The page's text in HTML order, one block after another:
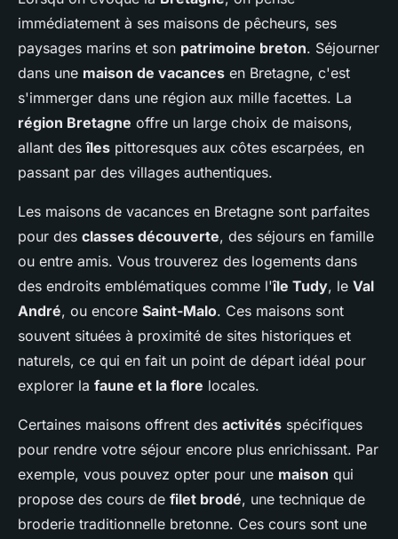
immédiatement à ses maisons de pêcheurs, ses
paysages marins et son patrimoine breton. Séjourner
dans une maison de vacances en Bretagne, c'est
s'immerger dans une région aux mille facettes. La
région Bretagne offre un large choix de maisons,
allant desîles pittoresques aux côtes escarpées, en
passant par des villages authentiques.
Les maisons de vacances en Bretagne sont parfaites
pour des classes découverte, des séjours en famille
ou entre amis. Vous trouverez des logements dans
des endroits emblématiques comme l'île Tudy, le Val
André, ou encore Saint-Malo. Ces maisons sont
souvent situées à proximité de sites historiques et
naturels, ce qui en fait un point de départ idéal pour
explorer la faune et la flore locales.
Certaines maisons offrent des activités spécifiques
pour rendre votre séjour encore plus enrichissant. Par
exemple, vous pouvez opter pour une maison qui
propose des cours de filet brodé, une technique de
broderie traditionnelle bretonne. Ces cours sont une